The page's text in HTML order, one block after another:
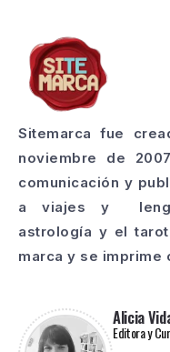
Sitemarca fue
noviembre de
comunicación y
a viajes y
astrología y el
marca y se imprime
Alicia
Editora y